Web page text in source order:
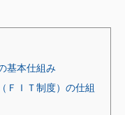
基本仕組み
ＦＩＴ制度）の仕組